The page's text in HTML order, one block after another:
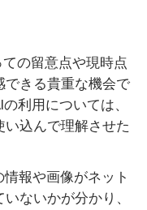
の留意点や現時点
できる貴重な機会で
利用については、
込んで理解させた
報や画像がネット
ないかが分かり、